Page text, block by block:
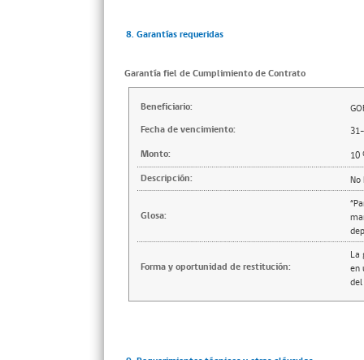
8. Garantías requeridas
Garantía fiel de Cumplimiento de Contrato
Beneficiario:
Fecha de vencimiento:
Monto:
10
Descripción:
Glosa:
Forma y oportunidad de restitución:
La
en